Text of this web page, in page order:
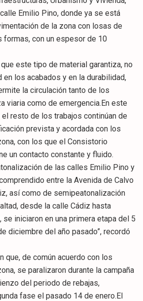
Emilio Pino, donde ya se está
de la zona con losas de
con un espesor de 10
este tipo de material garantiza, no
en los acabados y en la durabilidad,
la circulación tanto de los
viaria como de emergencia.En este
resto de los trabajos continúan de
prevista y acordada con los
con los que el Consistorio
un contacto constante y fluido.
de las calles Emilio Pino y
entre la Avenida de Calvo
así como de semipeatonalización
desde la calle Cádiz hasta
se iniciaron en una primera etapa del 5
diciembre del año pasado”, recordó
que, de común acuerdo con los
se paralizaron durante la campaña
del periodo de rebajas,
fase el pasado 14 de enero.El